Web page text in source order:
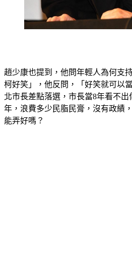
趙少康也提到，他問年輕人為何支
柯好笑」，他反問，「好笑就可以
北市長差點落選，市長當8年看不
年，浪費多少民脂民膏，沒有政績
能弄好嗎？